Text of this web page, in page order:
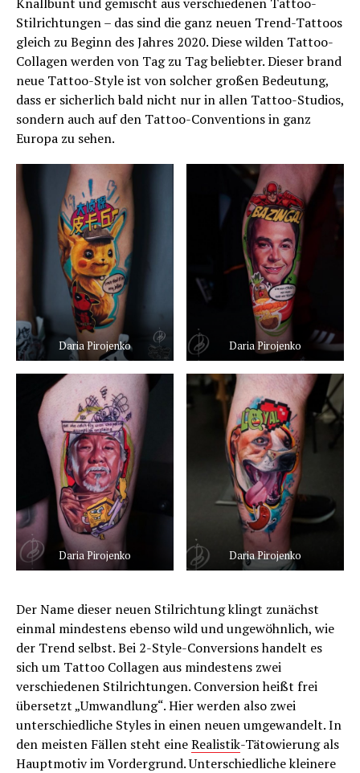
Stilrichtungen – das sind die ganz neuen Trend-Tattoos
gleich zu Beginn des Jahres 2020. Diese wilden Tattoo-
Collagen werden von Tag zu Tag beliebter. Dieser brand
neue Tattoo-Style ist von solcher großen Bedeutung,
dass er sicherlich bald nicht nur in allen Tattoo-Studios,
sondern auch auf den Tattoo-Conventions in ganz
Europa zu sehen.
Daria Pirojenko Daria Pirojenko
Daria Pirojenko Daria Pirojenko
Der Name dieser neuen Stilrichtung klingt zunächst
einmal mindestens ebenso wild und ungewöhnlich, wie
der Trend selbst. Bei 2-Style-Conversions handelt es
sich um Tattoo Collagen aus mindestens zwei
verschiedenen Stilrichtungen. Conversion heißt frei
übersetzt „Umwandlung“. Hier werden also zwei
unterschiedliche Styles in einen neuen umgewandelt. In
den meisten Fällen steht eineRealistik-Tätowierung als
Hauptmotiv im Vordergrund. Unterschiedliche kleinere